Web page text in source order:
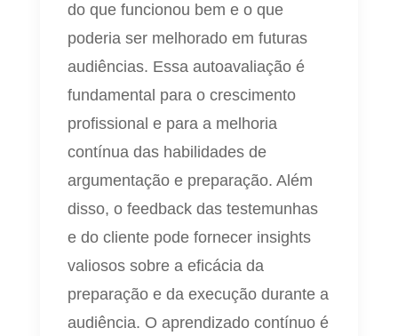
do que funcionou bem e o que
poderia ser melhorado em futuras
audiências. Essa autoavaliação é
fundamental para o crescimento
profissional e para a melhoria
contínua das habilidades de
argumentação e preparação. Além
disso, o feedback das testemunhas
e do cliente pode fornecer insights
valiosos sobre a eficácia da
preparação e da execução durante a
audiência. O aprendizado contínuo é